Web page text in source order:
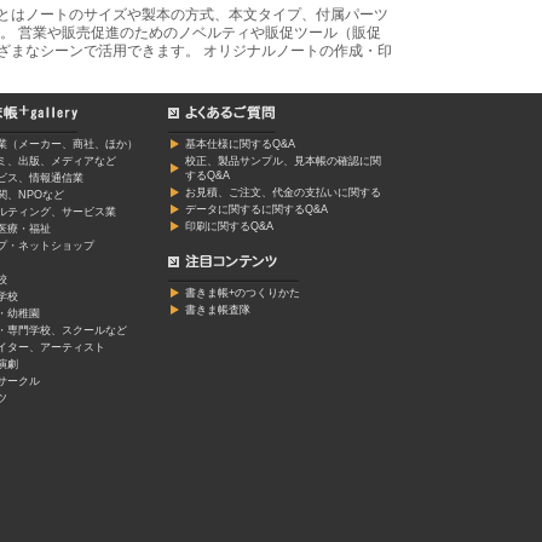
ノートのサイズや製本の方式、本文タイプ、付属パーツ
営業や販売促進のためのノベルティや販促ツール（販促
なシーンで活用できます。 オリジナルノートの作成・印
（メーカー、商社、ほか）
、出版、メディアなど
ス、情報通信業
、NPOなど
ティング、サービス業
療・福祉
・ネットショップ
校
幼稚園
専門学校、スクールなど
ター、アーティスト
劇
ークル
基本仕様に関するQ&A
校正、製品サンプル、見本帳の確認に関
するQ&A
お見積、ご注文、代金の支払いに関する
データに関するに関するQ&A
印刷に関するQ&A
書きま帳+のつくりかた
書きま帳査隊